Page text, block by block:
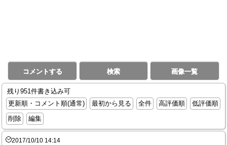
コメントする 検索 画像一覧
残り951件書き込み可
更新順・コメント順(通常)
最初から見る 全件 高評価順
低評価順
削除
編集
2017/10/10 14:14